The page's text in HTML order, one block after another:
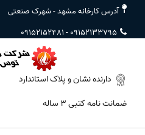
آدرس کارخانه مشهد - شهرک صنعتی
09152133795
-
09152152481
دارنده نشان و پلاک استاندارد
ضمانت نامه کتبی ۳ ساله